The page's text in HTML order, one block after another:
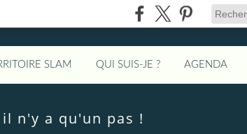
SLAM QUI SUIS-JE ? AGENDA
n'y a qu'un pas !